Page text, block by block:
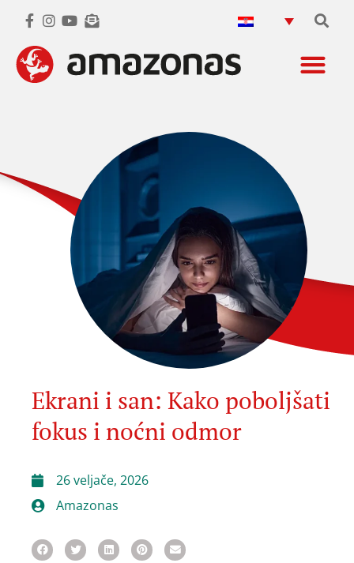
Ekrani i san: Kako poboljšati
fokus i noćni odmor
26 veljače, 2026
Amazonas